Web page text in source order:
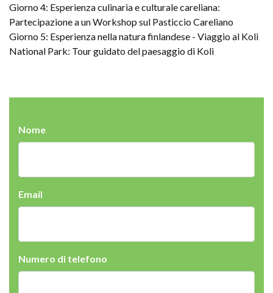
Giorno 4: Esperienza culinaria e culturale careliana:
Partecipazione a un Workshop sul Pasticcio Careliano
Giorno 5: Esperienza nella natura finlandese - Viaggio al Koli
National Park: Tour guidato del paesaggio di Koli
Nome
Email
Numero di telefono